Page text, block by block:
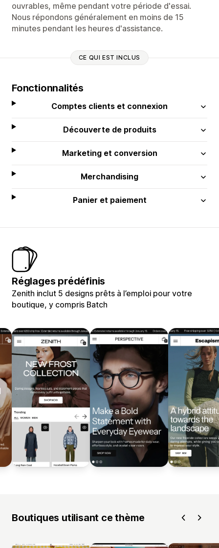
ouvrables, même pendant votre période d'essai.
Nous répondons généralement en moins de 15
minutes pendant les heures d'assistance.
CE QUI EST INCLUS
Fonctionnalités
Comptes clients et connexion
Découverte de produits
Marketing et conversion
Merchandising
Panier et paiement
Réglages prédéfinis
Zenith inclut 5 designs prêts à l’emploi pour votre
boutique, y compris Batch
Boutiques utilisant ce thème